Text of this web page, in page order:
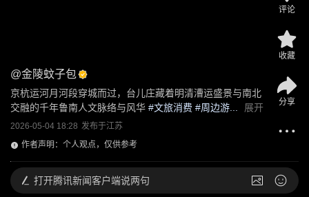
@金陵蚊子包
京杭运河月河段穿城而过，台儿庄藏着明清漕运盛景与南北
交融的千年鲁南人文脉络与风华 #文旅消费 #周边游... 展开
2026-05-04 18:28 发布于江苏
作者声明：个人观点，仅供参考
评论
收藏
分享
打开腾讯新闻客户端说两句